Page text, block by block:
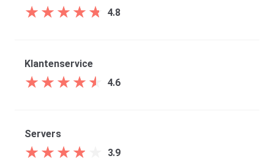
★ ★ ★ ★ ★
★ ★ ★ ★ ★ 4.8
Klantenservice
★ ★ ★ ★ ★
★ ★ ★ ★ ★ 4.6
Servers
★ ★ ★ ★
★ ★ ★ ★ 3.9